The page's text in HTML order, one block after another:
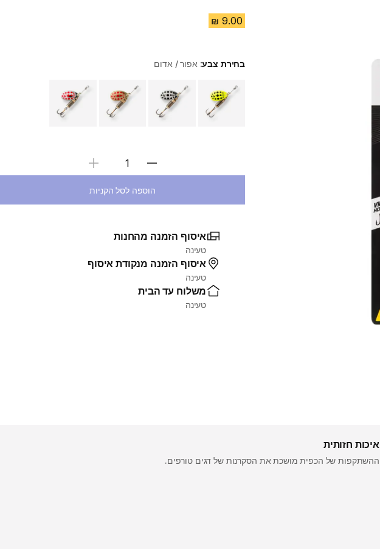
בחירת צבע: אפור / אדום
Choose a variant
בחירת כמות
הוספה לסל הקניות
איסוף הזמנה מהחנות
טעינה
איסוף הזמנה מנקודת איסוף
טעינה
משלוח עד הבית
טעינה
איכות חזותית
ההשתקפות של הכפית מושכת את הסקרנות של דגים טורפים.